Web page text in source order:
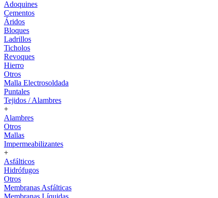
Adoquines
Cementos
Áridos
Bloques
Ladrillos
Ticholos
Revoques
Hierro
Otros
Malla Electrosoldada
Puntales
Tejidos / Alambres
+
Alambres
Otros
Mallas
Impermeabilizantes
+
Asfálticos
Hidrófugos
Otros
Membranas Asfálticas
Membranas Líquidas